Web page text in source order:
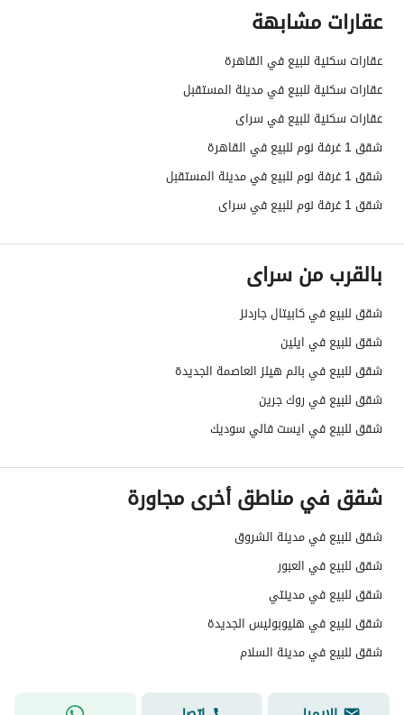
عقارات مشابهة
عقارات سكنية للبيع في القاهرة
عقارات سكنية للبيع في مدينة المستقبل
عقارات سكنية للبيع في سراى
شقق 1 غرفة نوم للبيع في القاهرة
شقق 1 غرفة نوم للبيع في مدينة المستقبل
شقق 1 غرفة نوم للبيع في سراى
بالقرب من سراى
شقق للبيع في كابيتال جاردنز
شقق للبيع في ايلين
شقق للبيع في بالم هيلز العاصمة الجديدة
شقق للبيع في روك جرين
شقق للبيع في ايست فالي سوديك
شقق في مناطق أخرى مجاورة
شقق للبيع في مدينة الشروق
شقق للبيع في العبور
شقق للبيع في مدينتي
شقق للبيع في هليوبوليس الجديدة
شقق للبيع في مدينة السلام